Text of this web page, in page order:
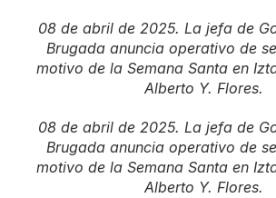
08 de abril de 2025. La jefa de
Brugada anuncia operativo de
motivo de la Semana Santa en
Alberto Y. Flores.
08 de abril de 2025. La jefa de
Brugada anuncia operativo de
motivo de la Semana Santa en
Alberto Y. Flores.